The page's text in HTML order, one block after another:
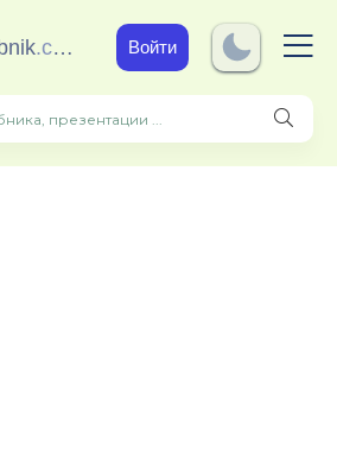
.com Войти